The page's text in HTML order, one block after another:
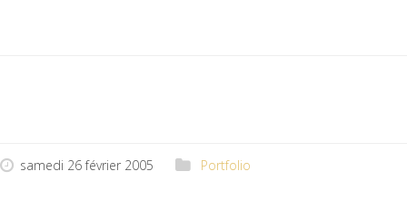
samedi 26 février 2005 Portfolio